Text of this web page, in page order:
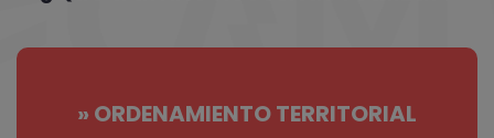
» ORDENAMIENTO TERRITORIAL